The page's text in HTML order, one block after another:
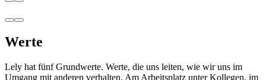
Werte
Lely hat fünf Grundwerte. Werte, die uns leiten, wie wir uns im
Umgang mit anderen verhalten. Am Arbeitsplatz unter Kollegen, im